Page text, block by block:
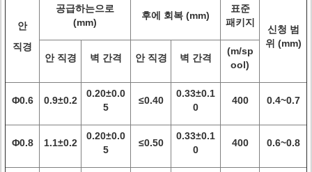
안
직경
공급하는으로
(mm)
후에 회복 (mm)
표준
패키지
신청 범
위 (mm)
안 직경
벽 간격 안 직경 벽 간격
(m/sp
ool)
Φ0.6 0.9±0.2
0.20±0.0
5
≤0.40
0.33±0.1
0
400 0.4~0.7
Φ0.8 1.1±0.2
0.20±0.0
5
≤0.50
0.33±0.1
0
400 0.6~0.8